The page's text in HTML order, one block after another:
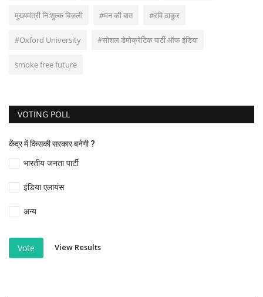
मुख्यमंत्री नि:शुल्क बिजली #मन की बात #रवि ठाकुर
#Oxford University #सोशल डेमोक्रेटिक पार्टी ऑफ इंडिया
smoke free future
VOTING POLL
केंद्र में किसकी सरकार बनेगी ?
भारतीय जनता पार्टी
इंडिया एलायंस
अन्य
Vote View Results